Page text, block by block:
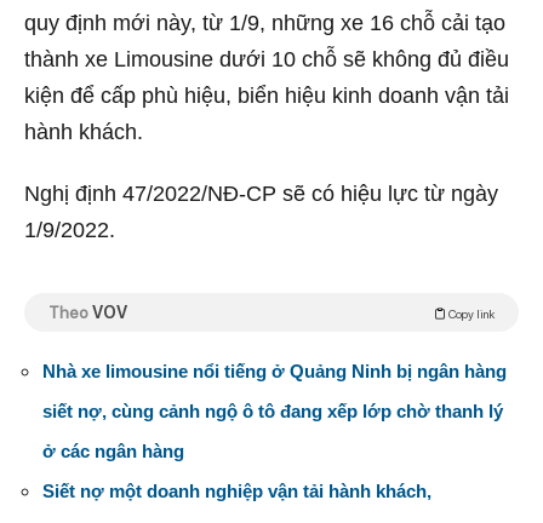
quy định mới này, từ 1/9, những xe 16 chỗ cải tạo
thành xe Limousine dưới 10 chỗ sẽ không đủ điều
kiện để cấp phù hiệu, biển hiệu kinh doanh vận tải
hành khách.
Nghị định 47/2022/NĐ-CP sẽ có hiệu lực từ ngày
1/9/2022.
TheoVOV Copy link
Nhà xe limousine nổi tiếng ở Quảng Ninh bị ngân hàng
siết nợ, cùng cảnh ngộ ô tô đang xếp lớp chờ thanh lý
ở các ngân hàng
Siết nợ một doanh nghiệp vận tải hành khách,